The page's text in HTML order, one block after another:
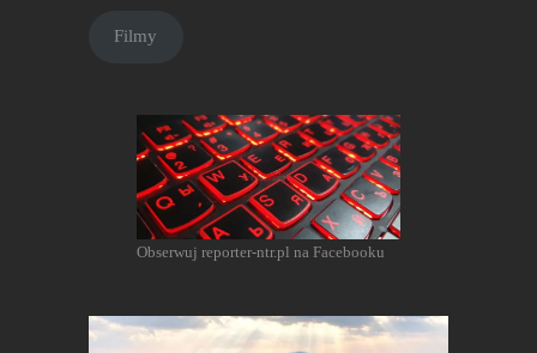
Filmy
Obserwuj reporter-ntr.pl na Facebooku